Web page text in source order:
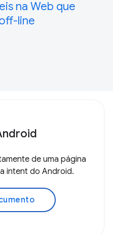
na Web que
line
de uma página
intent do Android.